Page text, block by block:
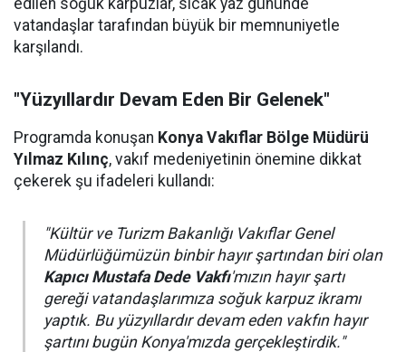
edilen soğuk karpuzlar, sıcak yaz gününde
vatandaşlar tarafından büyük bir memnuniyetle
karşılandı.
"Yüzyıllardır Devam Eden Bir Gelenek"
Programda konuşan Konya Vakıflar Bölge Müdürü
Yılmaz Kılınç, vakıf medeniyetinin önemine dikkat
çekerek şu ifadeleri kullandı:
"Kültür ve Turizm Bakanlığı Vakıflar Genel
Müdürlüğümüzün binbir hayır şartından biri olan
Kapıcı Mustafa Dede Vakfı'mızın hayır şartı
gereği vatandaşlarımıza soğuk karpuz ikramı
yaptık. Bu yüzyıllardır devam eden vakfın hayır
şartını bugün Konya'mızda gerçekleştirdik."